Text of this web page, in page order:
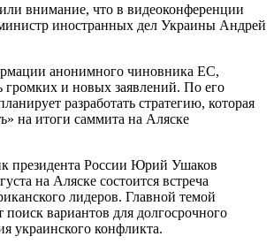
внимание, что в видеоконференции
министр иностранных дел Украины Андрей
анонимного чиновника ЕС,
громких и новых заявлений. По его
разработать стратегию, которая
на итоги саммита на Аляске
президента России Юрий Ушаков
на Аляске состоится встреча
лидеров. Главной темой
поиск вариантов для долгосрочного
украинского конфликта.